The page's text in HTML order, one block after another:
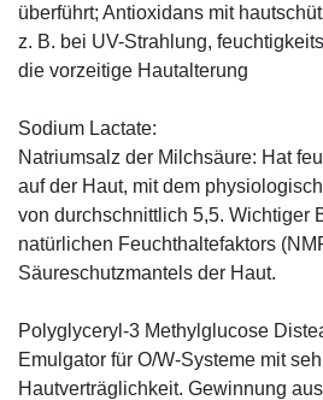
überführt; Antioxidans mit
z. B. bei UV-Strahlung,
die vorzeitige Hautalterung
Sodium Lactate:
Natriumsalz der Milchsäure: Hat
auf der Haut, mit dem
von durchschnittlich 5,5. Wichtiger
natürlichen Feuchthaltefaktors
Säureschutzmantels der Haut.
Polyglyceryl-3 Methylglucose
Emulgator für O/W-Systeme mit
Hautverträglichkeit. Gewinnung